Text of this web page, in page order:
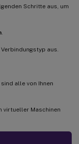
Schritte aus, um
aus.
alle von Ihnen
virtueller Maschinen